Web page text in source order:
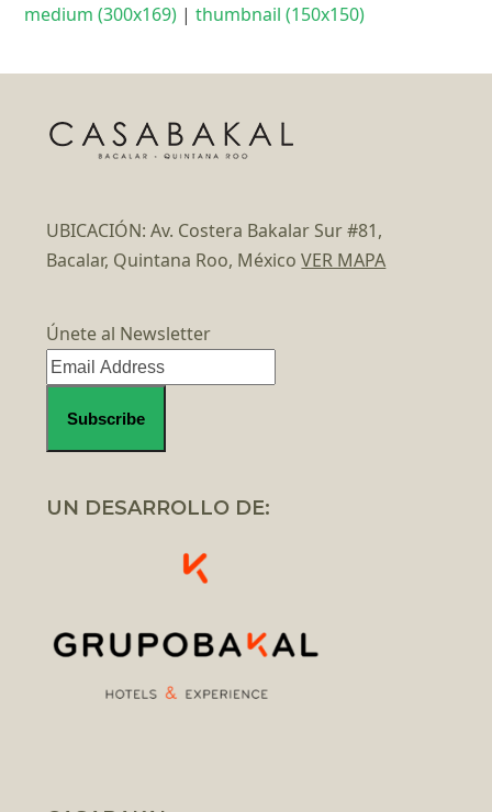
medium (300x169) |thumbnail (150x150)
UBICACIÓN: Av. Costera Bakalar Sur #81,
Bacalar, Quintana Roo, MéxicoVER MAPA
Únete al Newsletter
UN DESARROLLO DE: